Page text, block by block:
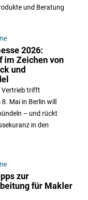
und Beratung
2026:
im Zeichen von
und
Vertrieb trifft
Mai in Berlin will
– und rückt
in den
zur
für Makler